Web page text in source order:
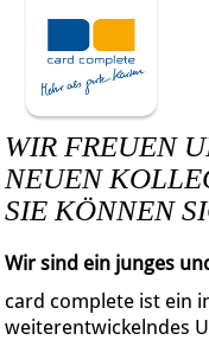
Stellenangebote
Unternehmensziele
Was wir bieten
Wie bewerbe ich
WIR FREUEN
NEUEN
SIE KÖNNEN
Wir sind ein junges
card complete ist ein
weiterentwickelndes